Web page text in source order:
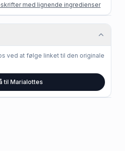
med lignende ingredienser
ved at følge linket til den originale
til Marialottes